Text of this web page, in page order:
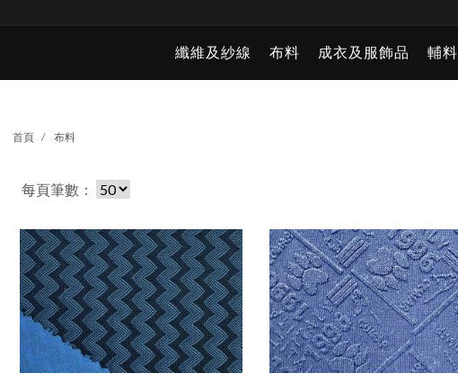
纖維及紗線 布料 成衣及服飾品 輔料
首頁 布料
每頁筆數：